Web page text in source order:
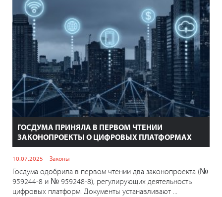
ГОСДУМА ПРИНЯЛА В ПЕРВОМ ЧТЕНИИ
ЗАКОНОПРОЕКТЫ О ЦИФРОВЫХ ПЛАТФОРМАХ
10.07.2025 Законы
Госдума одобрила в первом чтении два законопроекта (№
959244-8 и № 959248-8), регулирующих деятельность
цифровых платформ. Документы устанавливают ...